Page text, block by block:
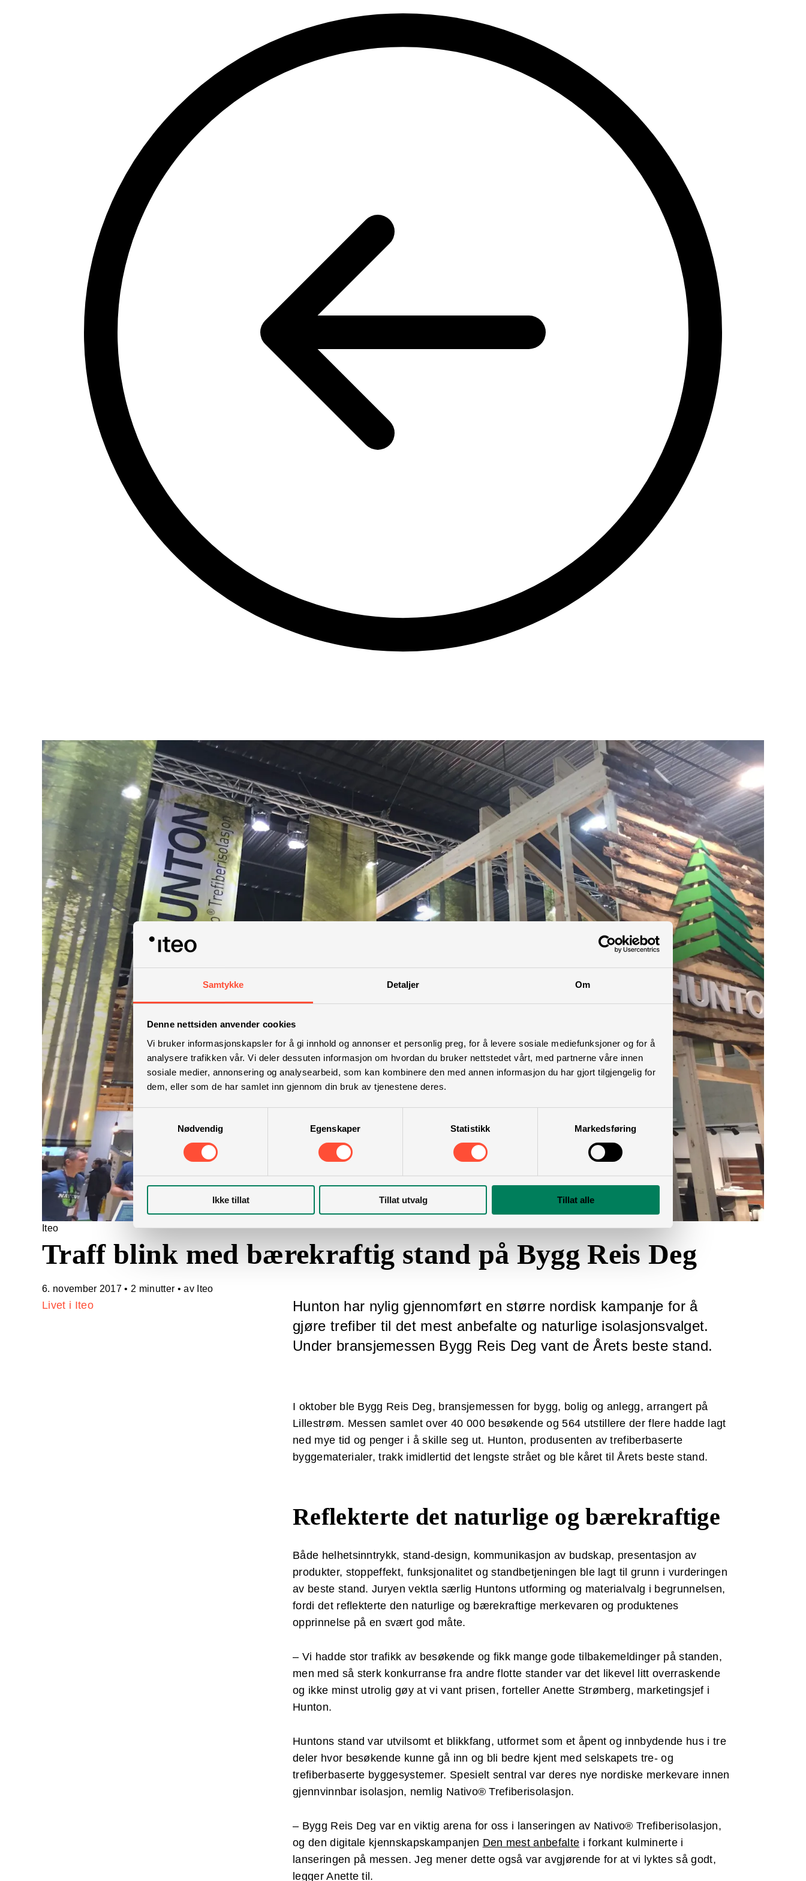
Samtykke Detaljer Om
Denne nettsiden anvender cookies
Vi bruker informasjonskapsler for å gi innhold og annonser et personlig preg, for å levere sosiale mediefunksjoner og for å
analysere trafikken vår. Vi deler dessuten informasjon om hvordan du bruker nettstedet vårt, med partnerne våre innen
sosiale medier, annonsering og analysearbeid, som kan kombinere den med annen informasjon du har gjort tilgjengelig for
dem, eller som de har samlet inn gjennom din bruk av tjenestene deres.
Samtykkevalg
Nødvendig
Egenskaper Statistikk Markedsføring
Ikke tillat Tillat utvalg Tillat alle
Iteo
Traff blink med bærekraftig stand på Bygg Reis Deg
6. november 2017 • 2 minutter • av Iteo
Livet i Iteo
Hunton har nylig gjennomført en større nordisk kampanje for å
gjøre trefiber til det mest anbefalte og naturlige isolasjonsvalget.
Under bransjemessen Bygg Reis Deg vant de Årets beste stand.
I oktober ble Bygg Reis Deg, bransjemessen for bygg, bolig og anlegg, arrangert på
Lillestrøm. Messen samlet over 40 000 besøkende og 564 utstillere der flere hadde lagt
ned mye tid og penger i å skille seg ut. Hunton, produsenten av trefiberbaserte
byggematerialer, trakk imidlertid det lengste strået og ble kåret til Årets beste stand.
Reflekterte det naturlige og bærekraftige
Både helhetsinntrykk, stand-design, kommunikasjon av budskap, presentasjon av
produkter, stoppeffekt, funksjonalitet og standbetjeningen ble lagt til grunn i vurderingen
av beste stand. Juryen vektla særlig Huntons utforming og materialvalg i begrunnelsen,
fordi det reflekterte den naturlige og bærekraftige merkevaren og produktenes
opprinnelse på en svært god måte.
– Vi hadde stor trafikk av besøkende og fikk mange gode tilbakemeldinger på standen,
men med så sterk konkurranse fra andre flotte stander var det likevel litt overraskende
og ikke minst utrolig gøy at vi vant prisen, forteller Anette Strømberg, marketingsjef i
Hunton.
Huntons stand var utvilsomt et blikkfang, utformet som et åpent og innbydende hus i tre
deler hvor besøkende kunne gå inn og bli bedre kjent med selskapets tre- og
trefiberbaserte byggesystemer. Spesielt sentral var deres nye nordiske merkevare innen
gjennvinnbar isolasjon, nemlig Nativo® Trefiberisolasjon.
– Bygg Reis Deg var en viktig arena for oss i lanseringen av Nativo® Trefiberisolasjon,
og den digitale kjennskapskampanjen Den mest anbefalte i forkant kulminerte i
lanseringen på messen. Jeg mener dette også var avgjørende for at vi lyktes så godt,
legger Anette til.